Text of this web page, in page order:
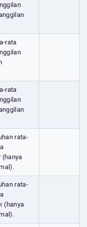
rata
rata
rata-
(hanya
rata-
(hanya